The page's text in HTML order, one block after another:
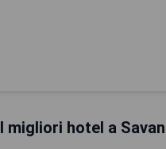
I migliori hotel a